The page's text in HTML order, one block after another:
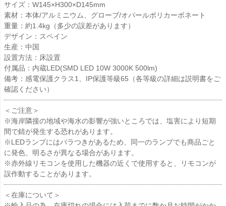
サイズ：W145×H300×D145mm
素材：本体/アルミニウム、グローブ/オパールポリカーボネート
重量：約1.4kg（多少の誤差があります）
デザイン：スペイン
生産：中国
設置方法：床設置
付属品：内蔵LED(SMD LED 10W 3000K 500lm)
備考：感電保護クラス1、IP保護等級65（各等級の詳細は説明書をご
確認ください）
＜ご注意＞
※海岸隣接の地域や海水の影響が強いところでは、塩害により短期
間で錆が発生する恐れがあります。
※LEDランプにはバラつきがあるため、同一のランプでも商品ごと
に発色、明るさが異なる場合があります。
※赤外線リモコンを使用した機器の近くで使用すると、リモコンが
誤作動することがあります。
＜在庫について＞